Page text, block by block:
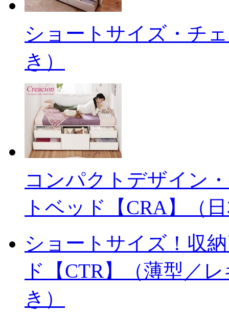
ショートサイズ・チ
き）
コンパクトデザイン
トベッド【CRA】（
ショートサイズ！収
ド【CTR】（薄型／
き）